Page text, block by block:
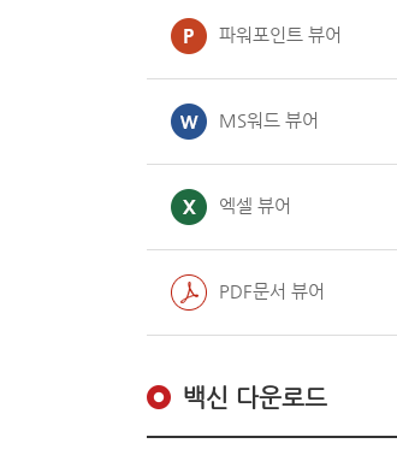
파워포인트 뷰어
MS워드 뷰어
엑셀 뷰어
PDF문서 뷰어
백신 다운로드